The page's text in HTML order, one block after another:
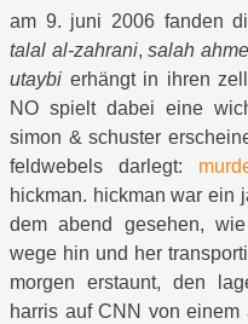
am 9. juni 2006 fanden
talal al-zahrani,salah
utaybi erhängt in ihren
NO spielt dabei eine
simon & schuster
feldwebels darlegt:
hickman. hickman war ein
dem abend gesehen,
wege hin und her
morgen erstaunt, den
harris auf CNN von